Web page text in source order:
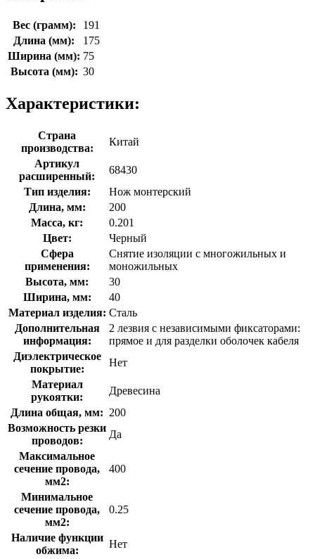
Вес (грамм):
191
Длина (мм):
175
Ширина (мм): 75
Высота (мм): 30
Характеристики:
Страна
производства:
Китай
Артикул
расширенный:
68430
Тип изделия:
Нож монтерский
Длина, мм:
200
Масса, кг:
0.201
Цвет:
Черный
Сфера
применения:
Снятие изоляции с многожильных и
моножильных
Высота, мм:
30
Ширина, мм:
40
Материал изделия: Сталь
Дополнительная
информация:
2 лезвия с независимыми фиксаторами:
прямое и для разделки оболочек кабеля
Диэлектрическое
покрытие:
Нет
Материал
рукоятки:
Древесина
Длина общая, мм: 200
Возможность резки
проводов:
Да
Максимальное
сечение провода,
мм2:
400
Минимальное
сечение провода,
мм2:
0.25
Наличие функции
обжима:
Нет